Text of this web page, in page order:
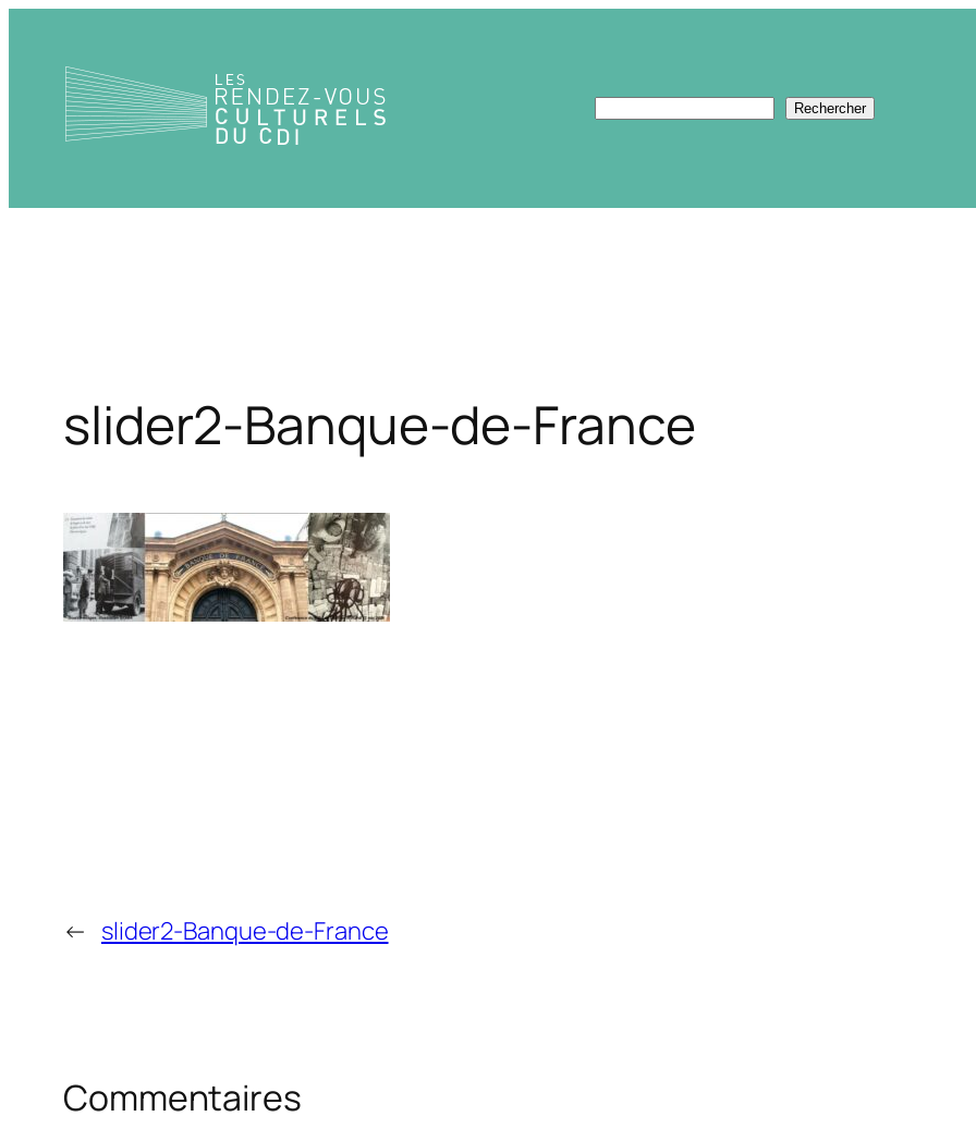
contenu
Rechercher Rechercher
slider2-Banque-de-France
← slider2-Banque-de-France
Commentaires